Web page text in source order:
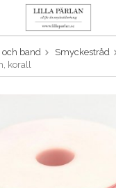
Produkten har blivit tillagd i
och band Smyckestråd
korall